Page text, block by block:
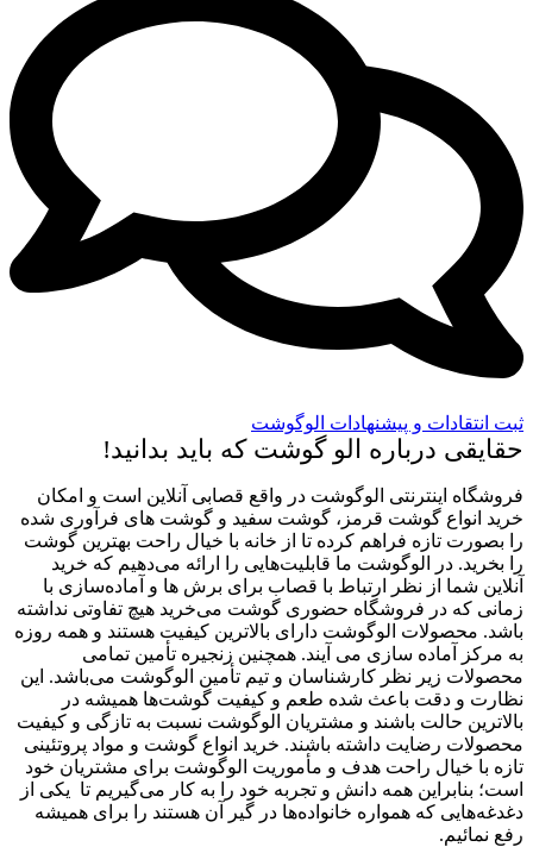
ثبت انتقادات و پیشنهادات الوگوشت
حقایقی درباره الو گوشت که باید بدانید!
فروشگاه اینترنتی الوگوشت در واقع قصابی آنلاین است و امکان
خرید انواع گوشت قرمز، گوشت سفید و گوشت های فرآوری شده
را بصورت تازه فراهم کرده تا از خانه با خیال راحت بهترین گوشت
را بخرید. در الوگوشت ما قابلیت‌هایی را ارائه می‌دهیم که خرید
آنلاین شما از نظر ارتباط با قصاب برای برش ها و آماده‌سازی با
زمانی که در فروشگاه حضوری گوشت می‌خرید هیچ تفاوتی نداشته
باشد. محصولات الوگوشت دارای بالاترین کیفیت هستند و همه روزه
به مرکز آماده سازی می آیند. همچنین زنجیره تأمین تمامی
محصولات زیر نظر کارشناسان و تیم تأمین الوگوشت می‌باشد. این
نظارت و دقت باعث شده طعم و کیفیت گوشت‌ها همیشه در
بالاترین حالت باشند و مشتریان الوگوشت نسبت به تازگی و کیفیت
محصولات رضایت داشته باشند. خرید انواع گوشت و مواد پروتئینی
تازه با خیال راحت هدف و مأموریت الوگوشت برای مشتریان خود
است؛ بنابراین همه دانش و تجربه خود را به کار می‌گیریم تا یکی از
دغدغه‌هایی که همواره خانواده‌ها در گیر آن هستند را برای همیشه
رفع نمائیم.